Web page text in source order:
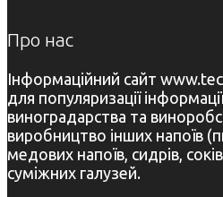
Про нас
Інформаційний сайт
для популяризації
виноградарства та
виробництво інших напоїв
медових напоїв, сидрів,
суміжних галузей.